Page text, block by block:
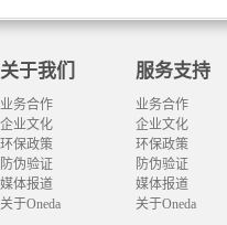
关于我们
业务合作
企业文化
环保政策
防伪验证
媒体报道
关于Oneda
服务支持
业务合作
企业文化
环保政策
防伪验证
媒体报道
关于Oneda